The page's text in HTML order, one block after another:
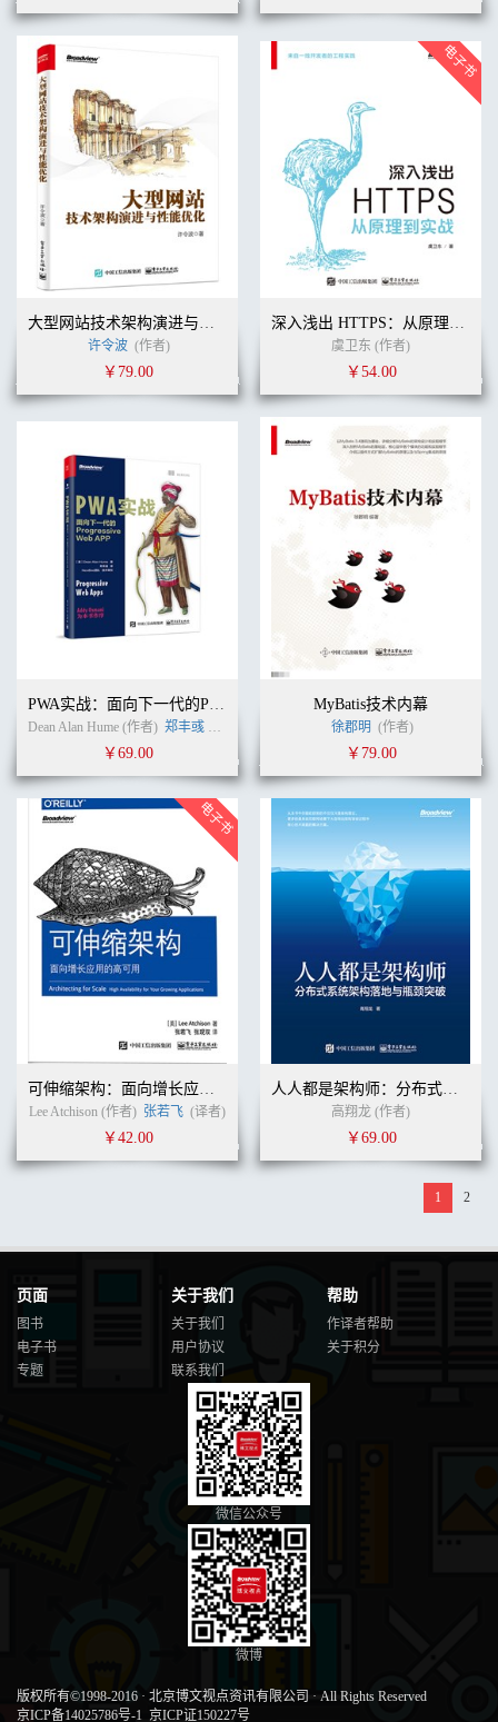
大型网站技术架构演进与性能优化
许令波 (作者)
￥79.00
深入浅出 HTTPS：从原理到实战
虞卫东 (作者)
￥54.00
PWA实战：面向下一代的Progressive Web APP
Dean Alan Hume (作者) 郑丰彧 (译者)
￥69.00
MyBatis技术内幕
徐郡明 (作者)
￥79.00
可伸缩架构：面向增长应用的高可用
Lee Atchison (作者) 张若飞 (译者)
￥42.00
人人都是架构师：分布式系统架构落地与瓶颈突破
高翔龙 (作者)
￥69.00
1 2
页面
图书
电子书
专题
关于我们
关于我们
用户协议
联系我们
帮助
作译者帮助
关于积分
微信公众号
微博
版权所有©1998-2016 · 北京博文视点资讯有限公司 · All Rights Reserved
京ICP备14025786号-1 京ICP证150227号